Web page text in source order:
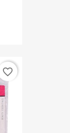
favorite_border